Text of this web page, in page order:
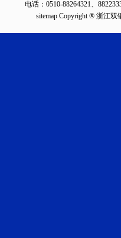
电话：0510-88264321、
sitemapCopyright ® 浙江双